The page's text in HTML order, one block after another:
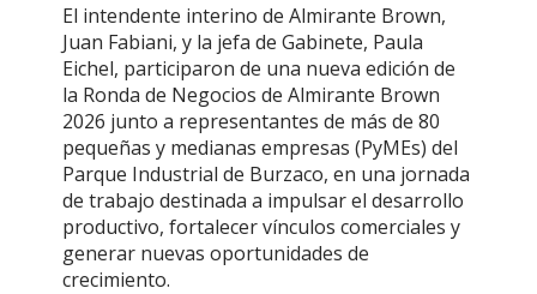
El intendente interino de Almirante Brown,
Juan Fabiani, y la jefa de Gabinete, Paula
Eichel, participaron de una nueva edición de
la Ronda de Negocios de Almirante Brown
2026 junto a representantes de más de 80
pequeñas y medianas empresas (PyMEs) del
Parque Industrial de Burzaco, en una jornada
de trabajo destinada a impulsar el desarrollo
productivo, fortalecer vínculos comerciales y
generar nuevas oportunidades de
crecimiento.